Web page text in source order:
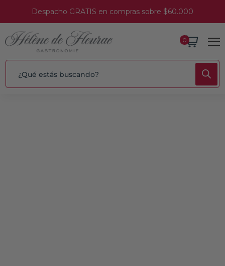
Despacho GRATIS en compras sobre $60.000
0